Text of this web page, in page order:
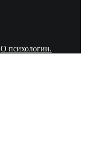
О психологии.